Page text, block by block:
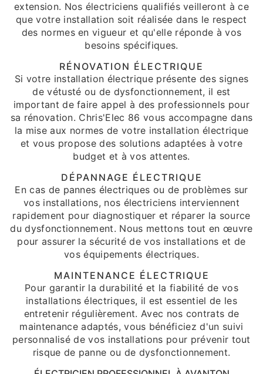
extension. Nos électriciens qualifiés veilleront à ce
que votre installation soit réalisée dans le respect
des normes en vigueur et qu'elle réponde à vos
besoins spécifiques.
RÉNOVATION ÉLECTRIQUE
Si votre installation électrique présente des signes
de vétusté ou de dysfonctionnement, il est
important de faire appel à des professionnels pour
sa rénovation. Chris'Elec 86 vous accompagne dans
la mise aux normes de votre installation électrique
et vous propose des solutions adaptées à votre
budget et à vos attentes.
DÉPANNAGE ÉLECTRIQUE
En cas de pannes électriques ou de problèmes sur
vos installations, nos électriciens interviennent
rapidement pour diagnostiquer et réparer la source
du dysfonctionnement. Nous mettons tout en œuvre
pour assurer la sécurité de vos installations et de
vos équipements électriques.
MAINTENANCE ÉLECTRIQUE
Pour garantir la durabilité et la fiabilité de vos
installations électriques, il est essentiel de les
entretenir régulièrement. Avec nos contrats de
maintenance adaptés, vous bénéficiez d'un suivi
personnalisé de vos installations pour prévenir tout
risque de panne ou de dysfonctionnement.